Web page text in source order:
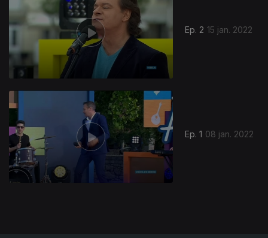
Ep. 2 15 jan. 2022
Ep. 1 08 jan. 2022